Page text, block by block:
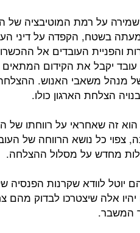
על רמת המוטיבציה של
בשטח, הקפדה על דיני
והפניית העובדים אל
יקבל את הקידום המתאים
של מנהל משאבי האנוש.
הצלחת הארגון כולו.
זה שאחראי על רווחתו של
צפוי כל נושא הרווחה של
מחדש על מסלול ההצלחה.
יוטל לוודא שקרנות הפנסיה
אלה שיצטרכו לבדוק מהם
המשבר.